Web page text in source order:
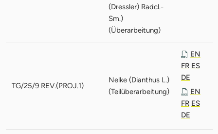
(Dressler) Radcl.-
Sm.)
(Überarbeitung)
TG/25/9 REV.(PROJ.1)
Nelke (Dianthus L.)
(Teilüberarbeitung)
EN
FR ES
DE
EN
FR ES
DE